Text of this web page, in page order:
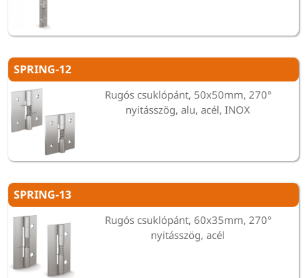
SPRING-12
Rugós csuklópánt, 50x50mm, 270°
nyitásszög, alu, acél, INOX
SPRING-13
Rugós csuklópánt, 60x35mm, 270°
nyitásszög, acél